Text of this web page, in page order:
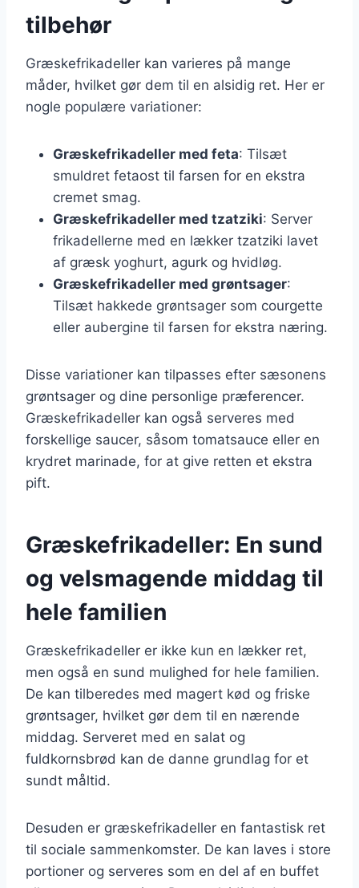
tilbehør
Græskefrikadeller kan varieres på mange
måder, hvilket gør dem til en alsidig ret. Her er
nogle populære variationer:
Græskefrikadeller med feta: Tilsæt
smuldret fetaost til farsen for en ekstra
cremet smag.
Græskefrikadeller med tzatziki: Server
frikadellerne med en lækker tzatziki lavet
af græsk yoghurt, agurk og hvidløg.
Græskefrikadeller med grøntsager:
Tilsæt hakkede grøntsager som courgette
eller aubergine til farsen for ekstra næring.
Disse variationer kan tilpasses efter sæsonens
grøntsager og dine personlige præferencer.
Græskefrikadeller kan også serveres med
forskellige saucer, såsom tomatsauce eller en
krydret marinade, for at give retten et ekstra
pift.
Græskefrikadeller: En sund
og velsmagende middag til
hele familien
Græskefrikadeller er ikke kun en lækker ret,
men også en sund mulighed for hele familien.
De kan tilberedes med magert kød og friske
grøntsager, hvilket gør dem til en nærende
middag. Serveret med en salat og
fuldkornsbrød kan de danne grundlag for et
sundt måltid.
Desuden er græskefrikadeller en fantastisk ret
til sociale sammenkomster. De kan laves i store
portioner og serveres som en del af en buffet